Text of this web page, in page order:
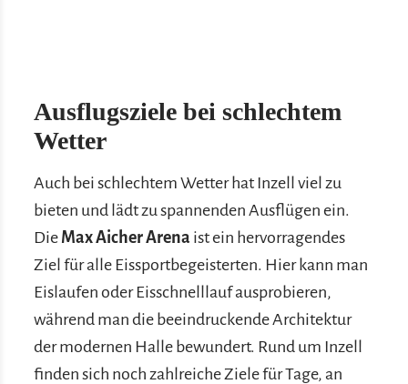
Ausflugsziele bei schlechtem
Wetter
Auch bei schlechtem Wetter hat Inzell viel zu
bieten und lädt zu spannenden Ausflügen ein.
Die Max Aicher Arena ist ein hervorragendes
Ziel für alle Eissportbegeisterten. Hier kann man
Eislaufen oder Eisschnelllauf ausprobieren,
während man die beeindruckende Architektur
der modernen Halle bewundert. Rund um Inzell
finden sich noch zahlreiche Ziele für Tage, an